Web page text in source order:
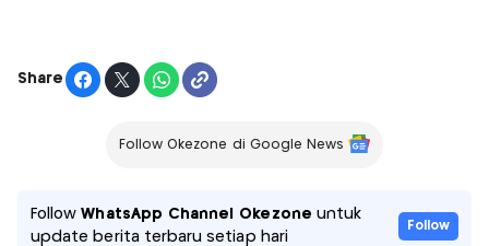
Share
Follow Okezone di Google News
FollowWhatsApp Channel Okezone untuk
update berita terbaru setiap hari
Follow